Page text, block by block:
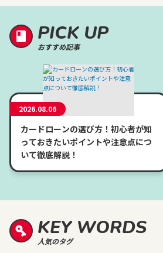
PICK UP
おすすめ記事
2026.08.06
カードローンの選び方！初心者が知
っておきたいポイントや注意点につ
いて徹底解説！
KEY WORDS
人気のタグ